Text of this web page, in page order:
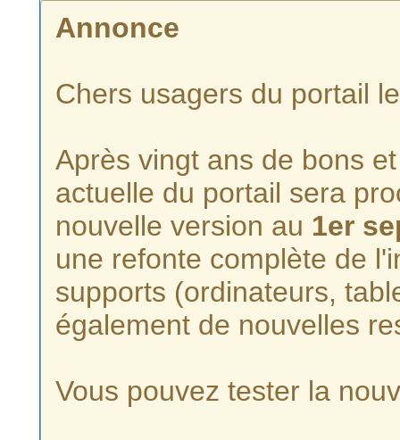
Annonce
Chers usagers du portail
Après vingt ans de bons
actuelle du portail sera
nouvelle version au 1er
une refonte complète de
supports (ordinateurs,
également de nouvelles
Vous pouvez tester la